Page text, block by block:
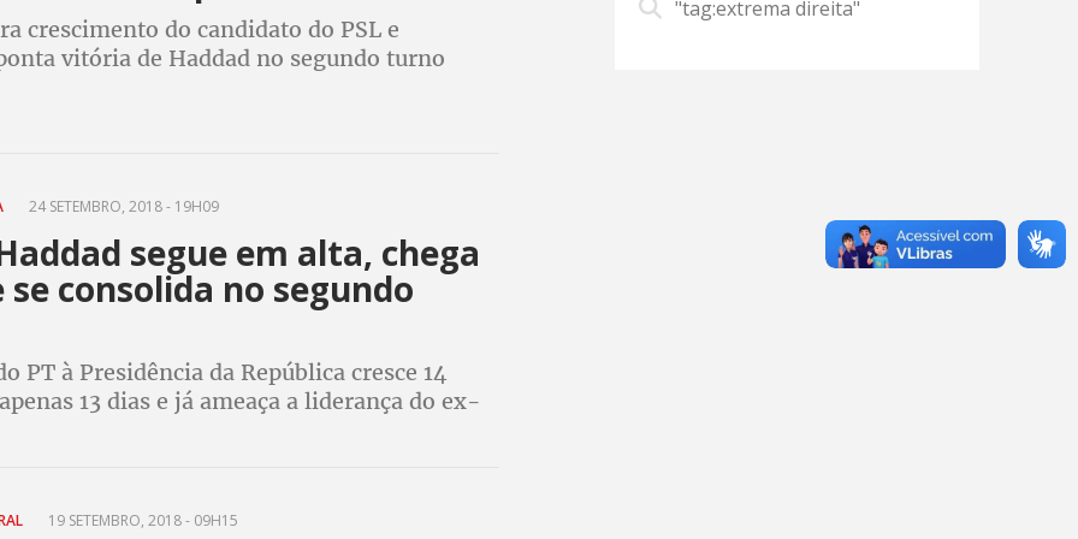
crescimento do candidato do PSL e
vitória de Haddad no segundo turno
24 SETEMBRO, 2018 - 19H09
segue em alta, chega
se consolida no segundo
PT à Presidência da República cresce 14
13 dias e já ameaça a liderança do ex-
19 SETEMBRO, 2018 - 09H15
"tag:extrema direita"